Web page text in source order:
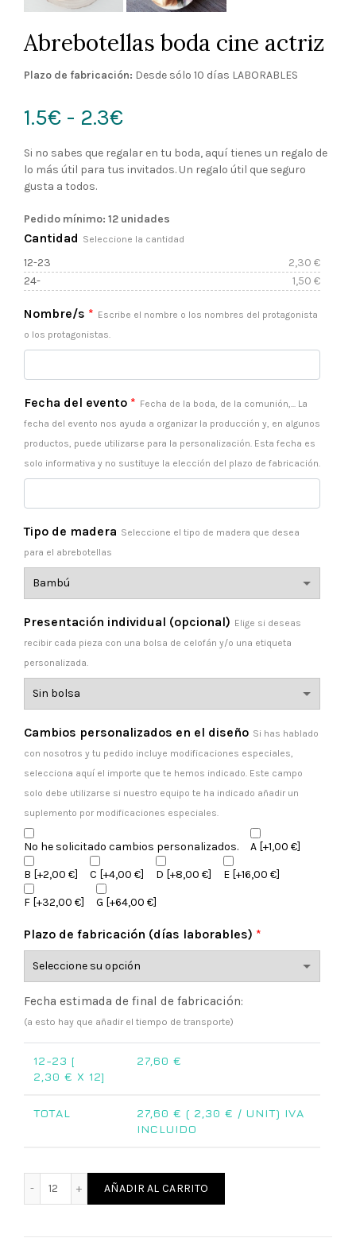
Abrebotellas boda cine actriz
Plazo de fabricación: Desde sólo 10 días LABORABLES
1.5€ - 2.3€Rango
de
desde
hasta
2.3€
Si no sabes que regalar en tu boda, aquí tienes un regalo de
lo más útil para tus invitados. Un regalo útil que seguro
gusta a todos.
Pedido mínimo: 12 unidades
Cantidad Seleccione la cantidad
12-23 2,30 €
24-
1,50 €
Nombre/s * Escribe el nombre o los nombres del protagonista
o los protagonistas.
Fecha del evento * Fecha de la boda, de la comunión,... La
fecha del evento nos ayuda a organizar la producción y, en algunos
productos, puede utilizarse para la personalización. Esta fecha es
solo informativa y no sustituye la elección del plazo de fabricación.
Tipo de madera Seleccione el tipo de madera que desea
para el abrebotellas
Presentación individual (opcional) Elige si deseas
recibir cada pieza con una bolsa de celofán y/o una etiqueta
personalizada.
Cambios personalizados en el diseño Si has hablado
con nosotros y tu pedido incluye modificaciones especiales,
selecciona aquí el importe que te hemos indicado. Este campo
solo debe utilizarse si nuestro equipo te ha indicado añadir un
suplemento por modificaciones especiales.
No he solicitado cambios personalizados. A [+1,00 €]
B [+2,00 €] C [+4,00 €] D [+8,00 €] E [+16,00 €]
F [+32,00 €] G [+64,00 €]
Plazo de fabricación (días laborables) *
Fecha estimada de final de fabricación:
(a esto hay que añadir el tiempo de transporte)
12-23 [
2,30 € X 12]
27,60 €
TOTAL 27,60 € ( 2,30 € / UNIT) IVA
INCLUIDO
Abrebotellas boda cine actriz cantidad
AÑADIR AL CARRITO